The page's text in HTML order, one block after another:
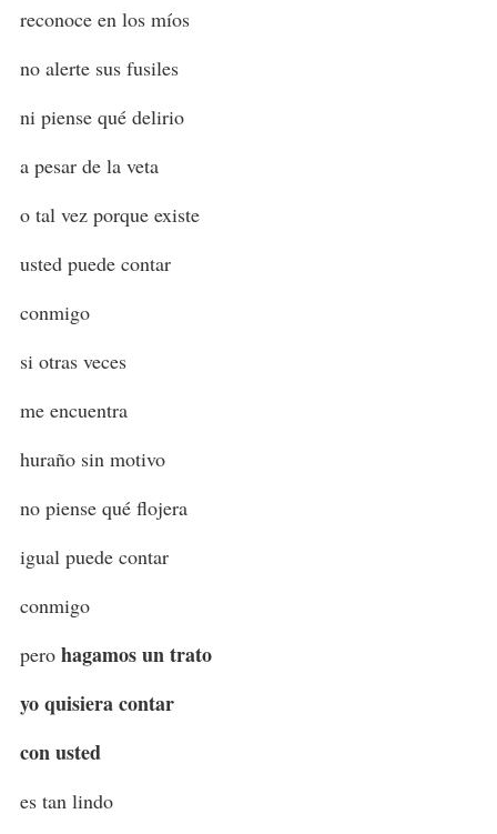
reconoce en los míos
no alerte sus fusiles
ni piense qué delirio
a pesar de la veta
o tal vez porque existe
usted puede contar
conmigo
si otras veces
me encuentra
huraño sin motivo
no piense qué flojera
igual puede contar
conmigo
pero hagamos un trato
yo quisiera contar
con usted
es tan lindo